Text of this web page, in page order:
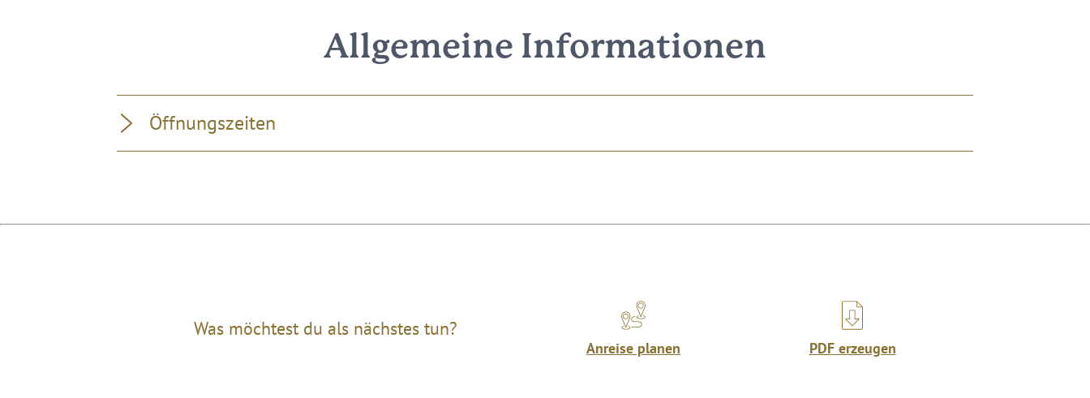
Allgemeine Informationen
Öffnungszeiten
Was möchtest du als nächstes tun?
Anreise planen PDF erzeugen